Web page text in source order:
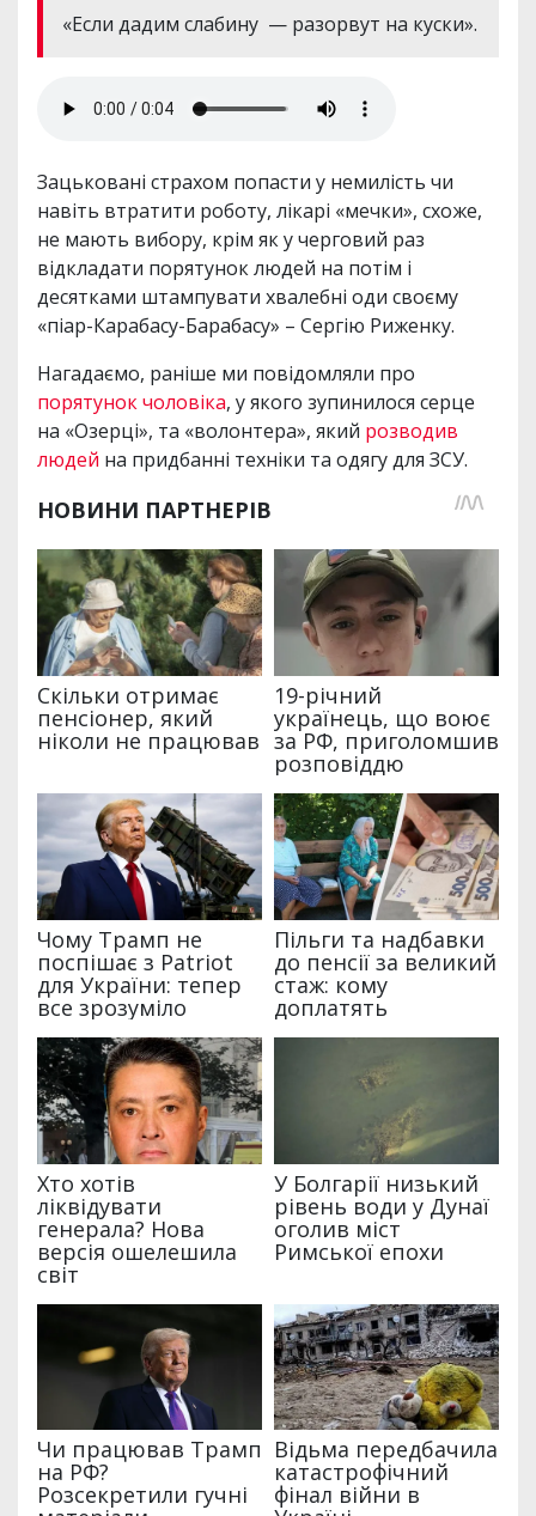
«Если дадим слабину — разорвут на куски».
Зацьковані страхом попасти у немилість чи
навіть втратити роботу, лікарі «мечки», схоже,
не мають вибору, крім як у черговий раз
відкладати порятунок людей на потім і
десятками штампувати хвалебні оди своєму
«піар-Карабасу-Барабасу» – Сергію Риженку.
Нагадаємо, раніше ми повідомляли про
порятунок чоловіка, у якого зупинилося серце
на «Озерці», та «волонтера», який розводив
людей на придбанні техніки та одягу для ЗСУ.